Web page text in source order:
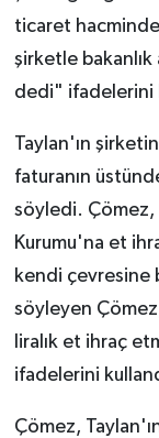
ticaret
şirketle
dedi" ifadelerini
Taylan'ın
faturanın
söyledi. Çömez,
Kurumu'na et
kendi çevresine
söyleyen
liralık et ihraç
ifadelerini
Çömez,